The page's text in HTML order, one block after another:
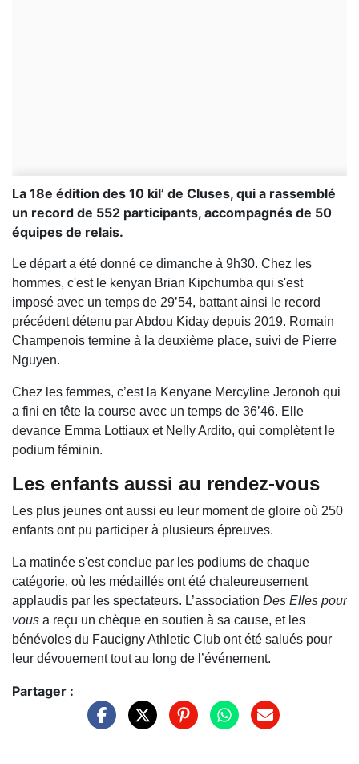
La 18e édition des 10 kil’ de Cluses, qui a rassemblé
un record de 552 participants, accompagnés de 50
équipes de relais.
Le départ a été donné ce dimanche à 9h30. Chez les
hommes, c'est le kenyan Brian Kipchumba qui s'est
imposé avec un temps de 29’54, battant ainsi le record
précédent détenu par Abdou Kiday depuis 2019. Romain
Champenois termine à la deuxième place, suivi de Pierre
Nguyen.
Chez les femmes, c’est la Kenyane Mercyline Jeronoh qui
a fini en tête la course avec un temps de 36’46. Elle
devance Emma Lottiaux et Nelly Ardito, qui complètent le
podium féminin.
Les enfants aussi au rendez-vous
Les plus jeunes ont aussi eu leur moment de gloire où 250
enfants ont pu participer à plusieurs épreuves.
La matinée s'est conclue par les podiums de chaque
catégorie, où les médaillés ont été chaleureusement
applaudis par les spectateurs. L’association Des Elles pour
vous a reçu un chèque en soutien à sa cause, et les
bénévoles du Faucigny Athletic Club ont été salués pour
leur dévouement tout au long de l’événement.
Partager :